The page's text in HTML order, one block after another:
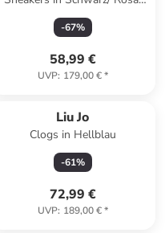
Silber
-67%
58,99 €
UVP: 179,00 €*
Liu Jo
Clogs in Hellblau
-61%
72,99 €
UVP: 189,00 €*